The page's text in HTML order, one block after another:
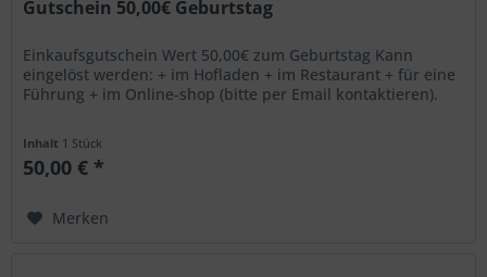
Gutschein 50,00€ Geburtstag
Einkaufsgutschein Wert 50,00€ zum Geburtstag Kann
eingelöst werden: + im Hofladen + im Restaurant + für eine
Führung + im Online-shop (bitte per Email kontaktieren).
Inhalt 1 Stück
50,00 € *
Merken